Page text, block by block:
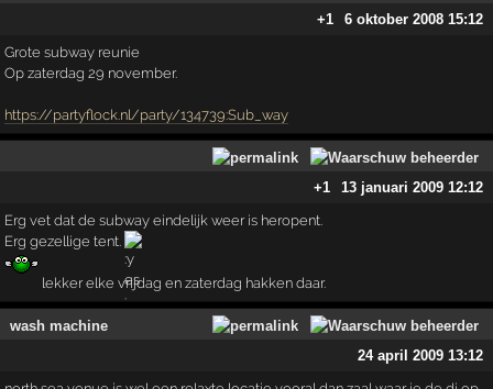
+1 6 oktober 2008 15:12
Grote subway reunie
Op zaterdag 29 november.
https://partyflock.nl/party/134739:Sub_way
+1 13 januari 2009 12:12
Erg vet dat de subway eindelijk weer is heropent.
Erg gezellige tent.
lekker elke vrijdag en zaterdag hakken daar.
wash machine
24 april 2009 13:12